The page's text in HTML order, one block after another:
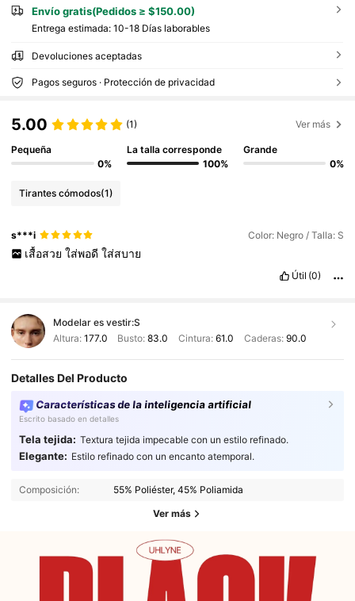
Envío gratis(Pedidos ≥ $150.00)
Entrega estimada: 10-18 Días laborables
Devoluciones aceptadas
Pagos seguros · Protección de privacidad
5.00 (1) Ver más
Pequeña
0%
La talla corresponde
100%
Grande
0%
Tirantes cómodos(1)
s***i Color: Negro / Talla: S
เสื้อสวย ใส่พอดี ใส่สบาย
Útil (0)
Modelar es vestir:S
Altura: 177.0 Busto:83.0 Cintura: 61.0 Caderas: 90.0
Detalles Del Producto
Características de la inteligencia artificial
Escrito basado en detalles
Tela tejida: Textura tejida impecable con un estilo refinado.
Elegante: Estilo refinado con un encanto atemporal.
Composición: 55% Poliéster, 45% Poliamida
Ver más